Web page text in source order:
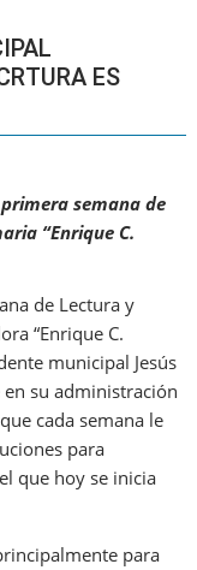
ES
semana de
“Enrique C.
de Lectura y
“Enrique C.
municipal Jesús
en su administración
cada semana le
para
que hoy se inicia
para